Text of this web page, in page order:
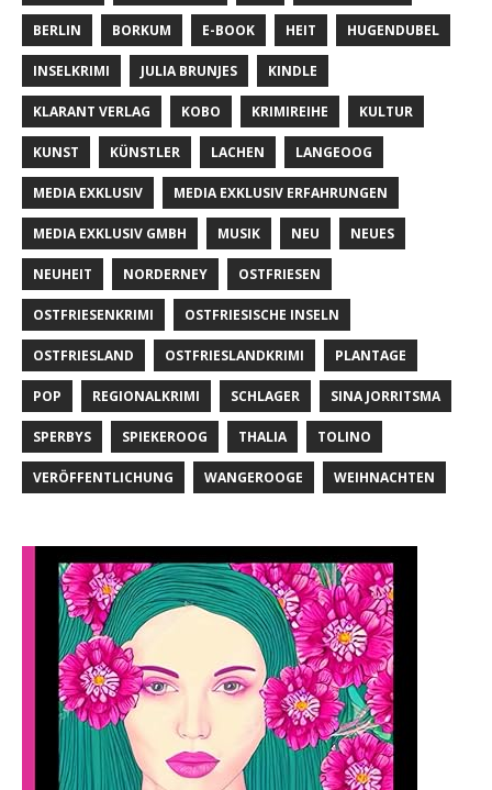
BERLIN BORKUM E-BOOK HEIT HUGENDUBEL
INSELKRIMI JULIA BRUNJES KINDLE
KLARANT VERLAG KOBO KRIMIREIHE KULTUR
KUNST KÜNSTLER LACHEN LANGEOOG
MEDIA EXKLUSIV MEDIA EXKLUSIV ERFAHRUNGEN
MEDIA EXKLUSIV GMBH MUSIK NEU NEUES
NEUHEIT NORDERNEY OSTFRIESEN
OSTFRIESENKRIMI OSTFRIESISCHE INSELN
OSTFRIESLAND OSTFRIESLANDKRIMI PLANTAGE
POP REGIONALKRIMI SCHLAGER SINA JORRITSMA
SPERBYS SPIEKEROOG THALIA TOLINO
VERÖFFENTLICHUNG WANGEROOGE WEIHNACHTEN